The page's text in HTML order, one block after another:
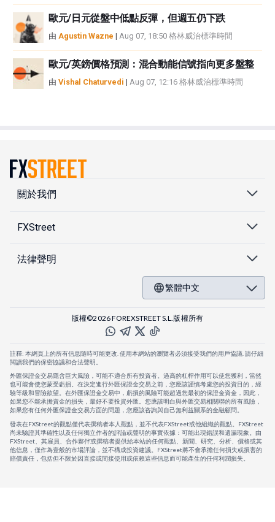
歐元/日元從盤中低點反彈，但週五仍下跌
由 Agustin Wazne | Aug 07, 18:50 格林威治標準時間
歐元/英鎊價格預測：混合動能信號指向更多盤整
由 Vishal Chaturvedi | Aug 07, 12:16 格林威治標準時間
關於我們
FXStreet
法律聲明
繁體中文
版權©2026 FOREXSTREET S.L.版權所有
註釋: 本網頁上的所有信息隨時可能更改. 使用本網站的瀏覽者必須接受我們的用戶協議. 請仔細
閱讀我們的保密協議和合法聲明。
外匯保證金交易隱含巨大風險，可能不適合所有投資者。過高的杠桿作用可以使您獲利，當然
也可能會使您蒙受虧損。在決定進行外匯保證金交易之前，您應該謹慎考慮您的投資目的，經
驗等級和冒險欲望。在外匯保證金交易中，虧損的風險可能超過您最初的保證金資金，因此，
如果您不能承擔資金的損失，最好不要投資外匯。您應該明白與外匯交易相關聯的所有風險，
如果您有任何外匯保證金交易方面的問題，您應該咨詢與自己無利益關系的金融顧問。
發表在FXStreet的觀點僅代表撰稿者本人觀點，並不代表FXStreet或他組織的觀點。FXStreet
尚未驗證其準確性以及任何獨立作者的評論或聲明的事實依據：可能出現錯誤和遺漏現象。由
FXStreet、其雇員、合作夥伴或撰稿者提供給本站的任何觀點、新聞、研究、分析、價格或其
他信息，僅作為壹般的市場評論，並不構成投資建議。FXStreet將不會承擔任何損失或損害的
賠償責任，包括但不限於因直接或間接使用或依賴這些信息而可能產生的任何利潤損失。